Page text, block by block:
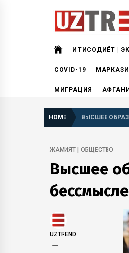
uztrend
ИҚТИСОДИЁТ |
COVID-19
МИГРАЦИЯ
HOME ВЫСШЕЕ
ЖАМИЯТ | ОБЩЕСТВО
Высшее
UZTREND